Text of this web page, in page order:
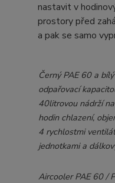
nastavit v
prostory před
a pak se samo
Černý PAE 60 a
odpařovací
40litrovou nádrží
hodin chlazení,
4 rychlostmi
jednotkami a
Aircooler PAE 60 /